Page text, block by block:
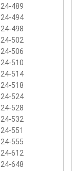
489
494
498
502
506
510
514
518
524
528
532
551
555
612
648